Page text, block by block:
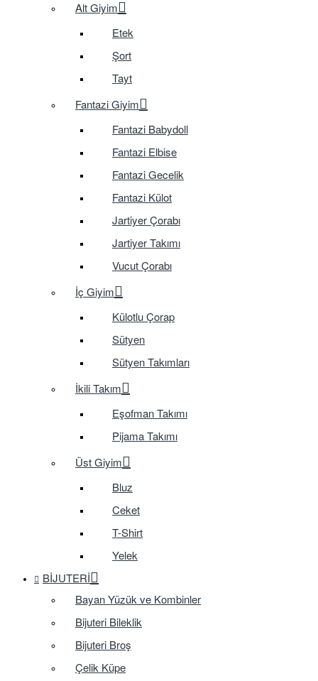
Alt Giyim
Etek
Şort
Tayt
Fantazi Giyim
Fantazi Babydoll
Fantazi Elbise
Fantazi Gecelik
Fantazi Külot
Jartiyer Çorabı
Jartiyer Takımı
Vucut Çorabı
İç Giyim
Külotlu Çorap
Sütyen
Sütyen Takımları
İkili Takım
Eşofman Takımı
Pijama Takımı
Üst Giyim
Bluz
Ceket
T-Shirt
Yelek
BIJUTERI
Bayan Yüzük ve Kombinler
Bijuteri Bileklik
Bijuteri Broş
Çelik Küpe